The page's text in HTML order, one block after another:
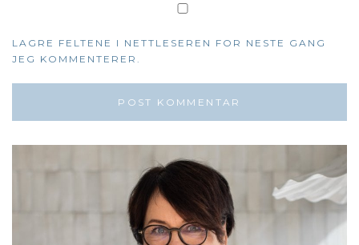
LAGRE FELTENE I NETTLESEREN FOR NESTE GANG
JEG KOMMENTERER.